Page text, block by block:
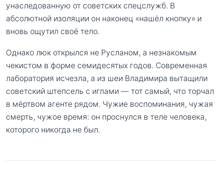
унаследованную от советских спецслужб. В
абсолютной изоляции он наконец «нашёл кнопку» и
вновь ощутил своё тело.
Однако люк открылся не Русланом, а незнакомым
чекистом в форме семидесятых годов. Современная
лаборатория исчезла, а из шеи Владимира вытащили
советский штепсель с иглами — тот самый, что торчал
в мёртвом агенте рядом. Чужие воспоминания, чужая
смерть, чужое время: он проснулся в теле человека,
которого никогда не был.